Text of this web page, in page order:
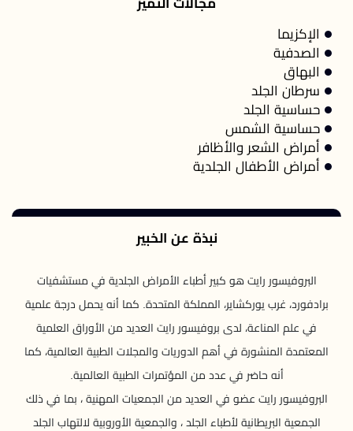
مجالات التميز
الإكزيما
الصدفية
البهاق
سرطان الجلد
حساسية الجلد
حساسية الشمس
أمراض الشعر والأظافر
أمراض الأطفال الجلدية
نبذة عن الخبير
البروفيسور رايت هو كبير أطباء الأمراض الجلدية في مستشفيات
برادفورد، غرب يوركشاير، المملكة المتحدة. كما أنه يحمل درجة علمية
في علم المناعة، لدى بروفيسور رايت العديد من الأوراق العلمية
المعتمدة المنشورة في أهم الدوريات والمجلات الطبية العالمية، كما
أنه حاضر في عدد من المؤتمرات الطبية العالمية.
البروفيسور رايت عضو في العديد من الجمعيات المهنية ، بما في ذلك
الجمعية البريطانية لأطباء الجلد ، والجمعية الأوروبية لالتهاب الجلد